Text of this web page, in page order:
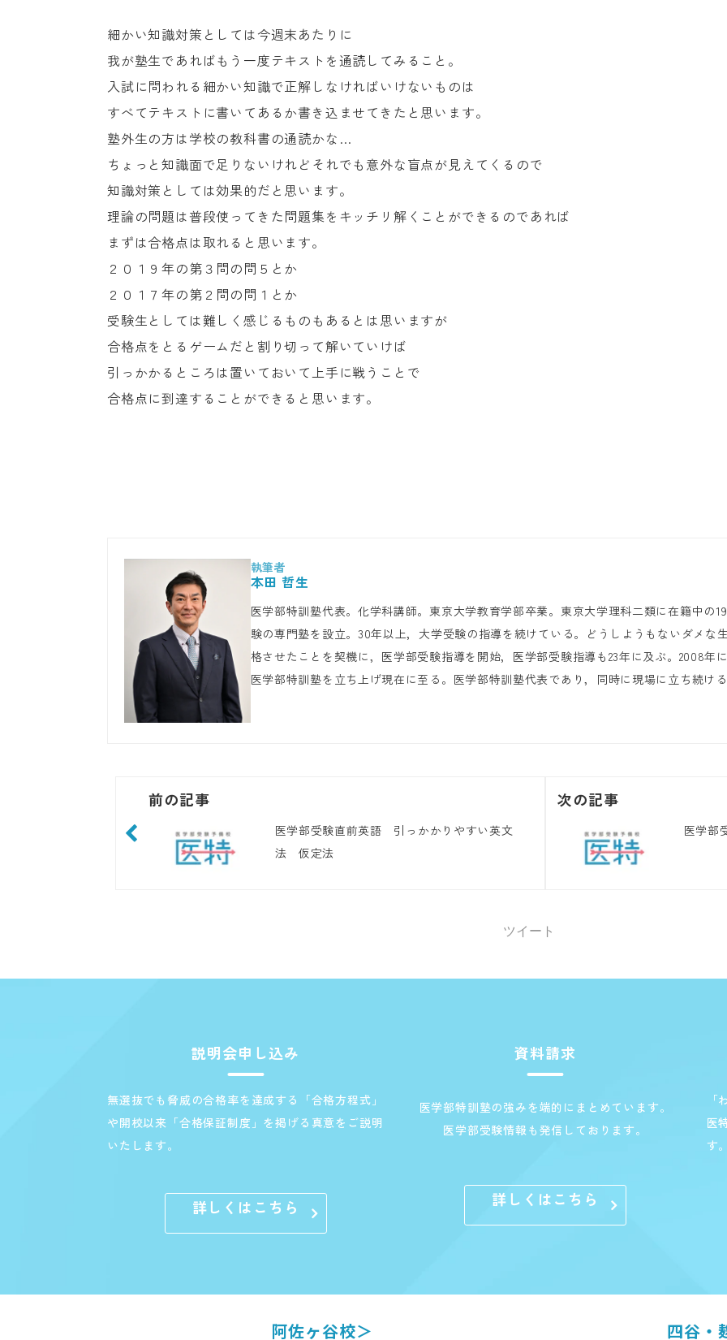
細かい知識対策としては今週末あたりに
我が塾生であればもう一度テキストを通読してみること。
入試に問われる細かい知識で正解しなければいけないものは
すべてテキストに書いてあるか書き込ませてきたと思います。
塾外生の方は学校の教科書の通読かな…
ちょっと知識面で足りないけれどそれでも意外な盲点が見えてくるので
知識対策としては効果的だと思います。
理論の問題は普段使ってきた問題集をキッチリ解くことができるのであれば
まずは合格点は取れると思います。
２０１９年の第３問の問５とか
２０１７年の第２問の問１とか
受験生としては難しく感じるものもあるとは思いますが
合格点をとるゲームだと割り切って解いていけば
引っかかるところは置いておいて上手に戦うことで
合格点に到達することができると思います。
本田 哲生
医学部特訓塾代表。化学科講師。東京大学教育学部卒業。東京大学理科二類に在籍中の
験の専門塾を設立。30年以上，大学受験の指導を続けている。どうしようもないダメな
格させたことを契機に，医学部受験指導を開始，医学部受験指導も23年に及ぶ。2008年
医学部特訓塾を立ち上げ現在に至る。医学部特訓塾代表であり，同時に現場に立ち続ける
前の記事
医学部受験直前英語 引っかかりやすい英文
法 仮定法
次の記事
医学部
ツイート
説明会申し込み
無選抜でも脅威の合格率を達成する「合格方程式」
や開校以来「合格保証制度」を掲げる真意をご説明
いたします。
詳しくはこちら
資料請求
医学部特訓塾の強みを端的にまとめています。
医学部受験情報も発信しております。
詳しくはこちら
医
す。
阿佐ヶ谷校＞ 四谷・